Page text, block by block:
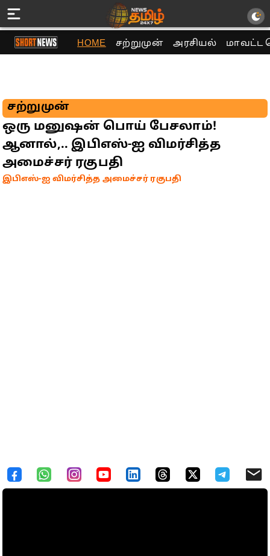
HOME சற்றுமுன் அரசியல் மாவட்ட
சற்றுமுன்
ஒரு மனுஷன் பொய் பேசலாம்!
ஆனால்,.. இபிஎஸ்-ஐ விமர்சித்த
அமைச்சர் ரகுபதி
இபிஎஸ்-ஐ விமர்சித்த அமைச்சர் ரகுபதி